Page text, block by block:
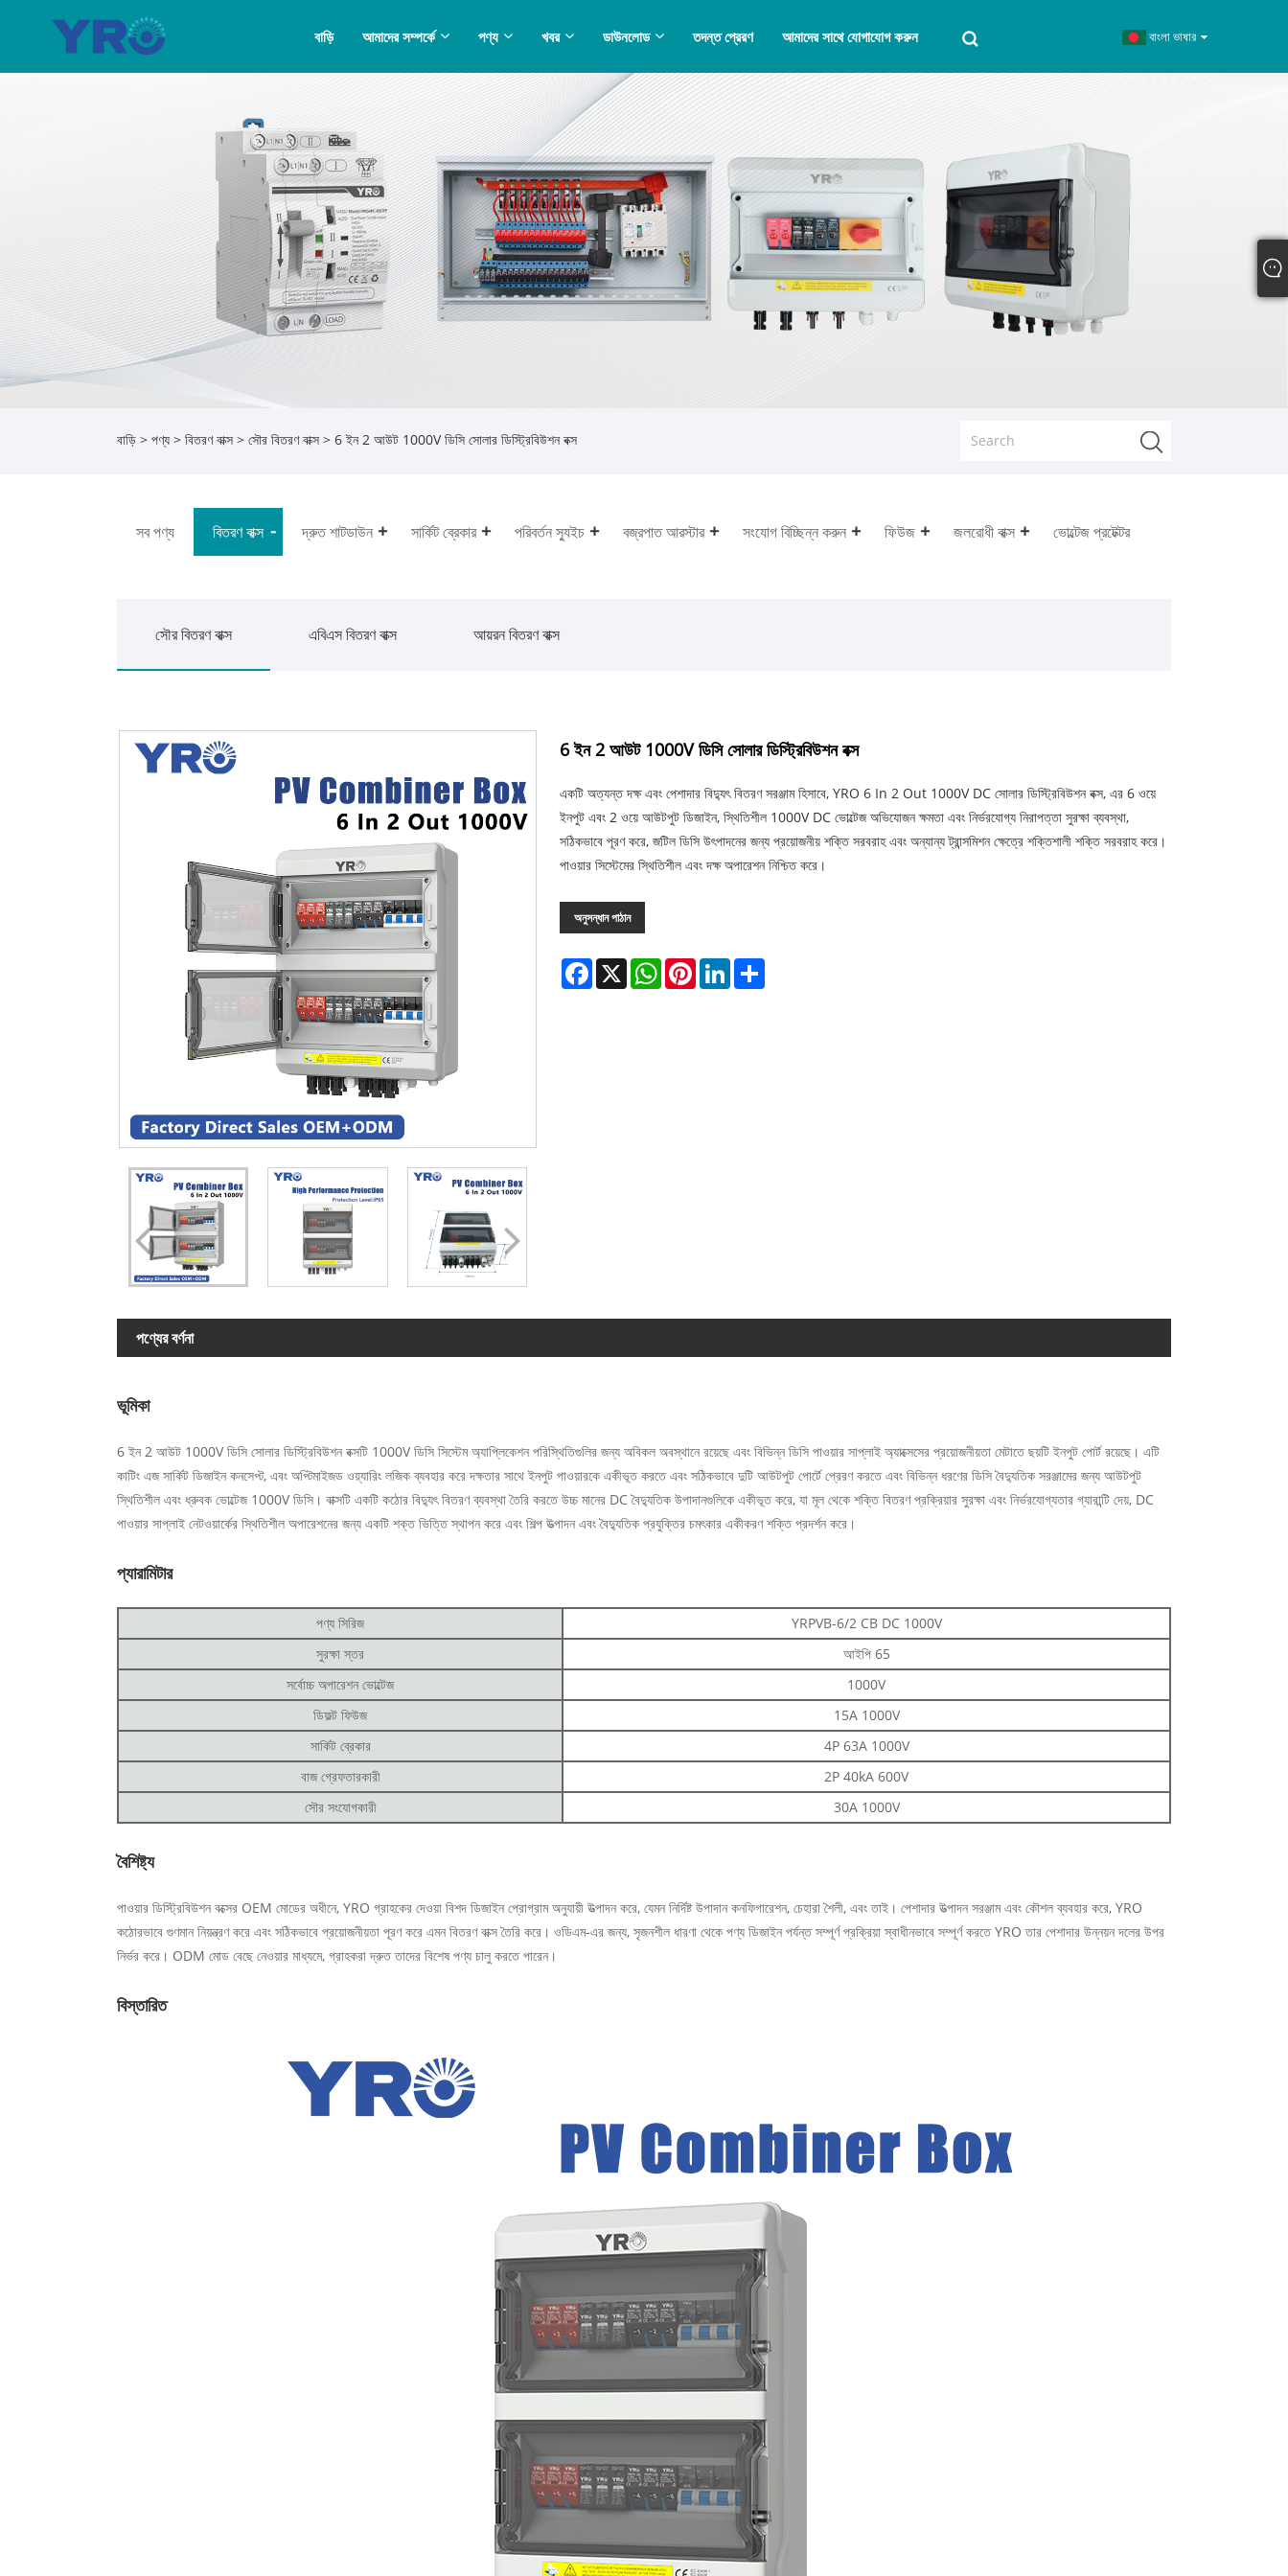
বাড়ি আমাদের সম্পর্কে পণ্য খবর ডাউনলোড তদন্ত প্রেরণ আমাদের সাথে যোগাযোগ করুন বাংলা ভাষার
বাড়ি > পণ্য > বিতরণ বাক্স > সৌর বিতরণ বাক্স > 6 ইন 2 আউট 1000V ডিসি সোলার ডিস্ট্রিবিউশন বক্স
সব পণ্য বিতরণ বাক্স দ্রুত শাটডাউন সার্কিট ব্রেকার পরিবর্তন স্যুইচ বজ্রপাত আরস্টার সংযোগ বিচ্ছিন্ন করুন ফিউজ জলরোধী বাক্স ভোল্টেজ প্রটেক্টর
সৌর বিতরণ বাক্স এবিএস বিতরণ বাক্স আয়রন বিতরণ বাক্স
6 ইন 2 আউট 1000V ডিসি সোলার ডিস্ট্রিবিউশন বক্স
একটি অত্যন্ত দক্ষ এবং পেশাদার বিদ্যুৎ বিতরণ সরঞ্জাম হিসাবে, YRO 6 In 2 Out 1000V DC সোলার ডিস্ট্রিবিউশন বক্স, এর 6 ওয়ে
ইনপুট এবং 2 ওয়ে আউটপুট ডিজাইন, স্থিতিশীল 1000V DC ভোল্টেজ অভিযোজন ক্ষমতা এবং নির্ভরযোগ্য নিরাপত্তা সুরক্ষা ব্যবস্থা,
সঠিকভাবে পূরণ করে, জটিল ডিসি উৎপাদনের জন্য প্রয়োজনীয় শক্তি সরবরাহ এবং অন্যান্য ট্রান্সমিশন ক্ষেত্রে শক্তিশালী শক্তি সরবরাহ করে।
পাওয়ার সিস্টেমের স্থিতিশীল এবং দক্ষ অপারেশন নিশ্চিত করে।
অনুসন্ধান পাঠান
Facebook
X WhatsAppPinterestLinkedIn
পণ্যের বর্ণনা
ভূমিকা
6 ইন 2 আউট 1000V ডিসি সোলার ডিস্ট্রিবিউশন বক্সটি 1000V ডিসি সিস্টেম অ্যাপ্লিকেশন পরিস্থিতিগুলির জন্য অবিকল অবস্থানে রয়েছে এবং বিভিন্ন ডিসি পাওয়ার সাপ্লাই অ্যাক্সেসের প্রয়োজনীয়তা মেটাতে ছয়টি ইনপুট পোর্ট রয়েছে। এটি
কাটিং এজ সার্কিট ডিজাইন কনসেপ্ট, এবং অপ্টিমাইজড ওয়্যারিং লজিক ব্যবহার করে দক্ষতার সাথে ইনপুট পাওয়ারকে একীভূত করতে এবং সঠিকভাবে দুটি আউটপুট পোর্টে প্রেরণ করতে এবং বিভিন্ন ধরণের ডিসি বৈদ্যুতিক সরঞ্জামের জন্য আউটপুট
স্থিতিশীল এবং ধ্রুবক ভোল্টেজ 1000V ডিসি। বাক্সটি একটি কঠোর বিদ্যুৎ বিতরণ ব্যবস্থা তৈরি করতে উচ্চ মানের DC বৈদ্যুতিক উপাদানগুলিকে একীভূত করে, যা মূল থেকে শক্তি বিতরণ প্রক্রিয়ার সুরক্ষা এবং নির্ভরযোগ্যতার গ্যারান্টি দেয়, DC
পাওয়ার সাপ্লাই নেটওয়ার্কের স্থিতিশীল অপারেশনের জন্য একটি শক্ত ভিত্তি স্থাপন করে এবং শিল্প উত্পাদন এবং বৈদ্যুতিক প্রযুক্তির চমৎকার একীকরণ শক্তি প্রদর্শন করে।
প্যারামিটার
পণ্য সিরিজ
YRPVB-6/2 CB DC 1000V
সুরক্ষা স্তর
আইপি 65
সর্বোচ্চ অপারেশন ভোল্টেজ
1000V
ডিফল্ট ফিউজ
15A 1000V
সার্কিট ব্রেকার
4P 63A 1000V
বাজ গ্রেফতারকারী
2P 40kA 600V
সৌর সংযোগকারী
30A 1000V
বৈশিষ্ট্য
পাওয়ার ডিস্ট্রিবিউশন বক্সের OEM মোডের অধীনে, YRO গ্রাহকের দেওয়া বিশদ ডিজাইন প্রোগ্রাম অনুযায়ী উত্পাদন করে, যেমন নির্দিষ্ট উপাদান কনফিগারেশন, চেহারা শৈলী, এবং তাই। পেশাদার উত্পাদন সরঞ্জাম এবং কৌশল ব্যবহার করে, YRO
কঠোরভাবে গুণমান নিয়ন্ত্রণ করে এবং সঠিকভাবে প্রয়োজনীয়তা পূরণ করে এমন বিতরণ বাক্স তৈরি করে। ওডিএম-এর জন্য, সৃজনশীল ধারণা থেকে পণ্য ডিজাইন পর্যন্ত সম্পূর্ণ প্রক্রিয়া স্বাধীনভাবে সম্পূর্ণ করতে YRO তার পেশাদার উন্নয়ন দলের উপর
নির্ভর করে। ODM মোড বেছে নেওয়ার মাধ্যমে, গ্রাহকরা দ্রুত তাদের বিশেষ পণ্য চালু করতে পারেন।
বিস্তারিত